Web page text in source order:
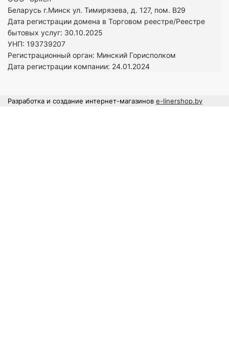
Беларусь г.Минск ул. Тимирязева, д. 127, пом. В29
Дата регистрации домена в Торговом реестре/Реестре
бытовых услуг: 30.10.2025
УНП: 193739207
Регистрационный орган: Минский Горисполком
Дата регистрации компании: 24.01.2024
Разработка и создание интернет-магазинов e-linershop.by